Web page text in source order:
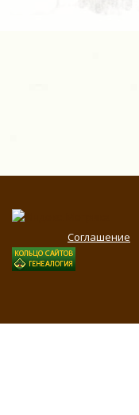
Соглашение